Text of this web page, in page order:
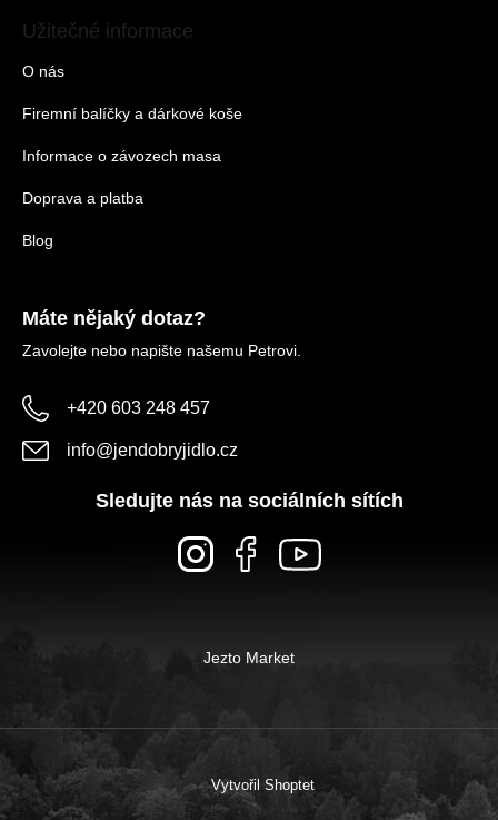
Užitečné informace
O nás
Firemní balíčky a dárkové koše
Informace o závozech masa
Doprava a platba
Blog
Máte nějaký dotaz?
Zavolejte nebo napište našemu Petrovi.
+420 603 248 457
info@jendobryjidlo.cz
Sledujte nás na sociálních sítích
Jezto Market
Vytvořil Shoptet